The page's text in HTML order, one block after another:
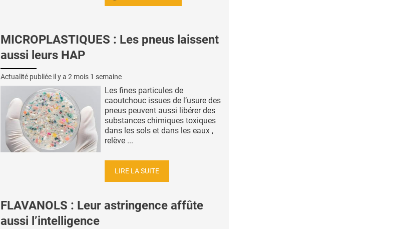
MICROPLASTIQUES : Les pneus laissent
aussi leurs HAP
Actualité publiée il y a 2 mois 1 semaine
Les fines particules de
caoutchouc issues de l’usure des
pneus peuvent aussi libérer des
substances chimiques toxiques
dans les sols et dans les eaux ,
relève ...
LIRE LA SUITE
FLAVANOLS : Leur astringence affûte
aussi l’intelligence